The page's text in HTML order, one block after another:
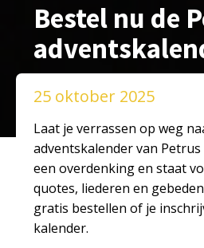
Bestel nu de
25 oktober 2025
Laat je verrassen op weg
adventskalender van
een overdenking en staat
quotes, liederen en
gratis bestellen of je
kalender.